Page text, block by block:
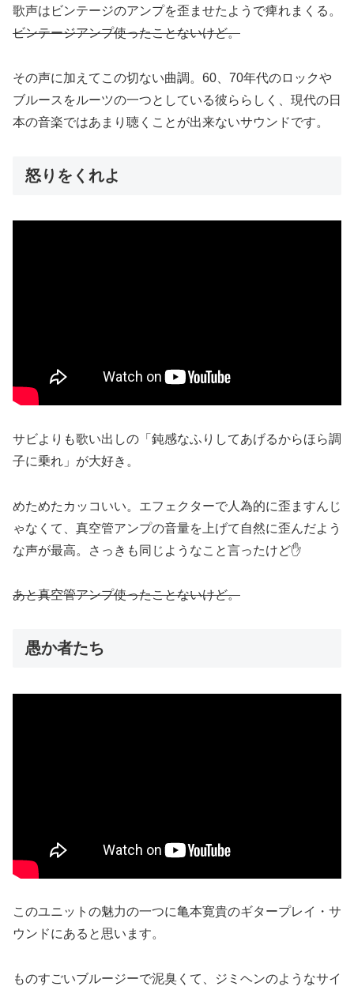
歌声はビンテージのアンプを歪ませたようで痺れまくる。
ビンテージアンプ使ったことないけど。
その声に加えてこの切ない曲調。60、70年代のロックや
ブルースをルーツの一つとしている彼ららしく、現代の日
本の音楽ではあまり聴くことが出来ないサウンドです。
怒りをくれよ
サビよりも歌い出しの「鈍感なふりしてあげるからほら調
子に乗れ」が大好き。
めためたカッコいい。エフェクターで人為的に歪ますんじ
ゃなくて、真空管アンプの音量を上げて自然に歪んだよう
な声が最高。さっきも同じようなこと言ったけど✋
あと真空管アンプ使ったことないけど。
愚か者たち
このユニットの魅力の一つに亀本寛貴のギタープレイ・サ
ウンドにあると思います。
ものすごいブルージーで泥臭くて、ジミヘンのようなサイ